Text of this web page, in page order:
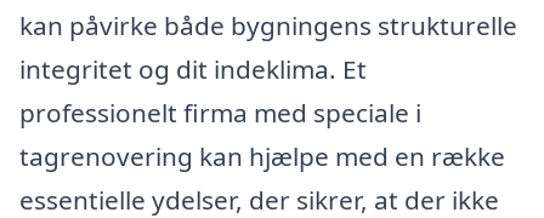
kan påvirke både bygningens strukturelle
integritet og dit indeklima. Et
professionelt firma med speciale i
tagrenovering kan hjælpe med en række
essentielle ydelser, der sikrer, at der ikke